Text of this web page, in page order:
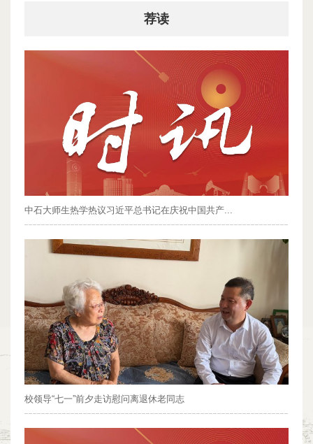
荐读
中石大师生热学热议习近平总书记在庆祝中国共产...
校领导“七一”前夕走访慰问离退休老同志